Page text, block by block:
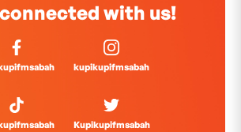
with us!
kupikupifmsabah
Kupikupifmsabah